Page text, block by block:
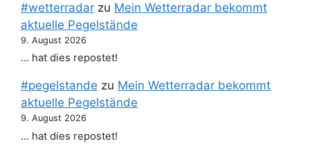
#wetterradar zu Mein Wetterradar bekommt
aktuelle Pegelstände
9. August 2026
… hat dies repostet!
#pegelstande zu Mein Wetterradar bekommt
aktuelle Pegelstände
9. August 2026
… hat dies repostet!